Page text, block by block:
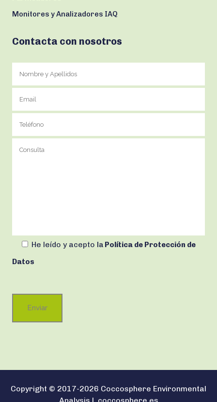
Monitores y Analizadores IAQ
Contacta con nosotros
He leído y acepto la Política de Protección de
Datos
Copyright © 2017-2026 Coccosphere Environmental